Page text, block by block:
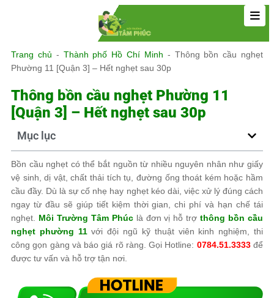
Trang chủ - Thành phố Hồ Chí Minh - Thông bồn cầu nghẹt
Phường 11 [Quận 3] – Hết nghẹt sau 30p
Thông bồn cầu nghẹt Phường 11
[Quận 3] – Hết nghẹt sau 30p
Mục lục
Bồn cầu nghẹt có thể bắt nguồn từ nhiều nguyên nhân như giấy
vệ sinh, dị vật, chất thải tích tụ, đường ống thoát kém hoặc hầm
cầu đầy. Dù là sự cố nhẹ hay nghẹt kéo dài, việc xử lý đúng cách
ngay từ đầu sẽ giúp tiết kiệm thời gian, chi phí và hạn chế tái
nghẹt. Môi Trường Tâm Phúclà đơn vị hỗ trợthông bồn cầu
nghẹt phường 11với đội ngũ kỹ thuật viên kinh nghiệm, thi
công gọn gàng và báo giá rõ ràng. Gọi Hotline: 0784.51.3333để
được tư vấn và hỗ trợ tận nơi.